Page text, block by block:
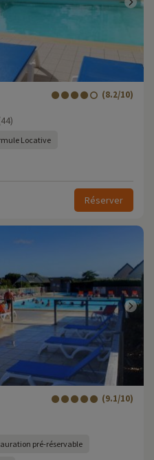
(8.2/10)
Locative
Réserver
(9.1/10)
pré-réservable